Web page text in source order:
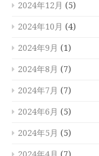
2024年12月 (5)
2024年10月 (4)
2024年9月 (1)
2024年8月 (7)
2024年7月 (7)
2024年6月 (5)
2024年5月 (5)